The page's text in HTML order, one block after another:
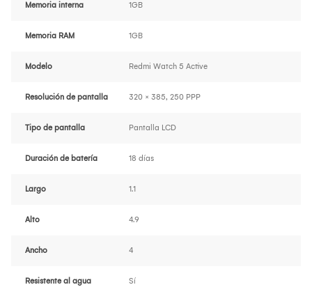
Memoria interna 1GB
Memoria RAM 1GB
Modelo Redmi Watch 5 Active
Resolución de pantalla 320 × 385, 250 PPP
Tipo de pantalla Pantalla LCD
Duración de batería 18 días
Largo 1.1
Alto 4.9
Ancho 4
Resistente al agua Sí